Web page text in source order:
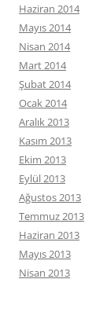
Haziran 2014
Mayıs 2014
Nisan 2014
Mart 2014
Şubat 2014
Ocak 2014
Aralık 2013
Kasım 2013
Ekim 2013
Eylül 2013
Ağustos 2013
Temmuz 2013
Haziran 2013
Mayıs 2013
Nisan 2013